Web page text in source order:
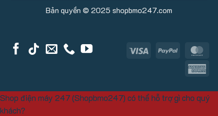
Bản quyền © 2025 shopbmo247.com
Visa PayPal
Shop điện máy 247 (Shopbmo247) có thể hỗ trợ gì cho quý
khách?